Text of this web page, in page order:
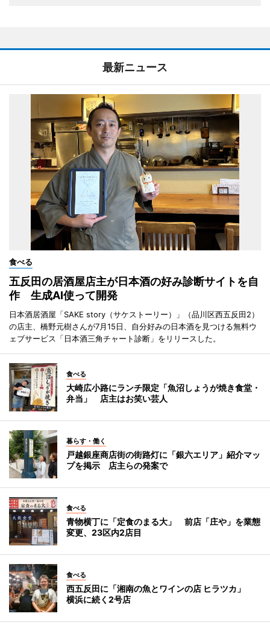
最新ニュース
食べる
五反田の居酒屋店主が日本酒の好み診断サイトを自
作 生成AI使って開発
日本酒居酒屋「SAKE story（サケストーリー）」（品川区西五反田2）
の店主、橋野元樹さんが7月15日、自分好みの日本酒を見つける無料ウ
ェブサービス「日本酒三角チャート診断」をリリースした。
食べる
大崎広小路にランチ限定「魚沼しょうが焼き食堂・
弁当」 店主はお笑い芸人
暮らす・働く
戸越銀座商店街の街路灯に「銀六エリア」紹介マッ
プを掲示 店主らの発案で
食べる
青物横丁に「定食のまる大」 前店「庄や」を業態
変更、23区内2店目
食べる
西五反田に「湘南の魚とワインの店 ヒラツカ」
横浜に続く2号店